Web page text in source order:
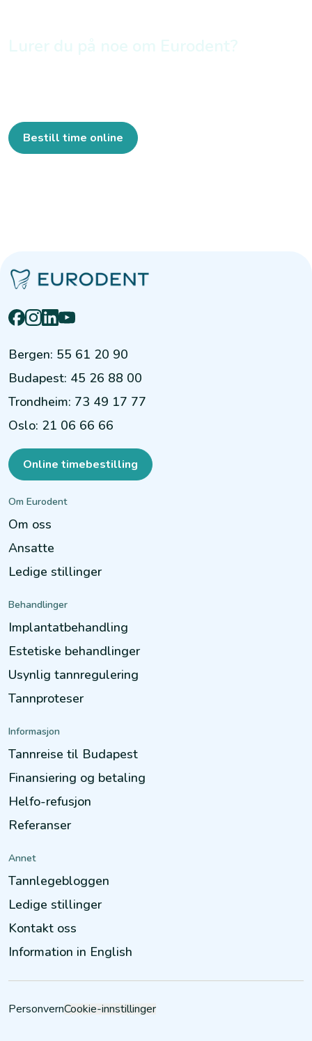
Lurer du på noe om Eurodent?
Bestill time online
Bergen: 55 61 20 90
Budapest: 45 26 88 00
Trondheim: 73 49 17 77
Oslo: 21 06 66 66
Online timebestilling
Om Eurodent
Om oss
Ansatte
Ledige stillinger
Behandlinger
Implantatbehandling
Estetiske behandlinger
Usynlig tannregulering
Tannproteser
Informasjon
Tannreise til Budapest
Finansiering og betaling
Helfo-refusjon
Referanser
Annet
Tannlegebloggen
Ledige stillinger
Kontakt oss
Information in English
PersonvernCookie-innstillinger